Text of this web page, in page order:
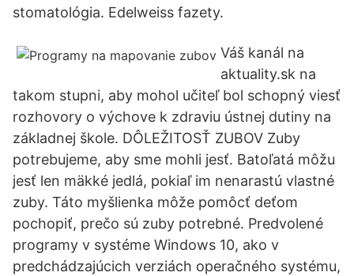
stomatológia. Edelweiss fazety.
Váš kanál na
aktuality.sk na
takom stupni, aby mohol učiteľ bol schopný viesť
rozhovory o výchove k zdraviu ústnej dutiny na
základnej škole. DÔLEŽITOSŤ ZUBOV Zuby
potrebujeme, aby sme mohli jesť. Batoľatá môžu
jesť len mäkké jedlá, pokiaľ im nenarastú vlastné
zuby. Táto myšlienka môže pomôcť deťom
pochopiť, prečo sú zuby potrebné. Predvolené
programy v systéme Windows 10, ako v
predchádzajúcich verziách operačného systému,